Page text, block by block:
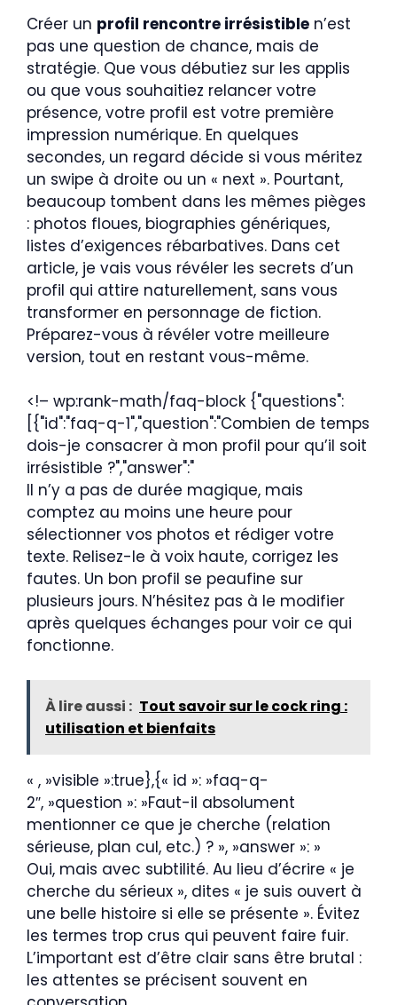
Créer un profil rencontre irrésistible n’est
pas une question de chance, mais de
stratégie. Que vous débutiez sur les applis
ou que vous souhaitiez relancer votre
présence, votre profil est votre première
impression numérique. En quelques
secondes, un regard décide si vous méritez
un swipe à droite ou un « next ». Pourtant,
beaucoup tombent dans les mêmes pièges
: photos floues, biographies génériques,
listes d’exigences rébarbatives. Dans cet
article, je vais vous révéler les secrets d’un
profil qui attire naturellement, sans vous
transformer en personnage de fiction.
Préparez-vous à révéler votre meilleure
version, tout en restant vous-même.
<!– wp:rank-math/faq-block {"questions":
[{"id":"faq-q-1","question":"Combien de temps
dois-je consacrer à mon profil pour qu’il soit
irrésistible ?","answer":"
Il n’y a pas de durée magique, mais
comptez au moins une heure pour
sélectionner vos photos et rédiger votre
texte. Relisez-le à voix haute, corrigez les
fautes. Un bon profil se peaufine sur
plusieurs jours. N’hésitez pas à le modifier
après quelques échanges pour voir ce qui
fonctionne.
À lire aussi : Tout savoir sur le cock ring :
utilisation et bienfaits
« , »visible »:true},{« id »: »faq-q-
2″, »question »: »Faut-il absolument
mentionner ce que je cherche (relation
sérieuse, plan cul, etc.) ? », »answer »: »
Oui, mais avec subtilité. Au lieu d’écrire « je
cherche du sérieux », dites « je suis ouvert à
une belle histoire si elle se présente ». Évitez
les termes trop crus qui peuvent faire fuir.
L’important est d’être clair sans être brutal :
les attentes se précisent souvent en